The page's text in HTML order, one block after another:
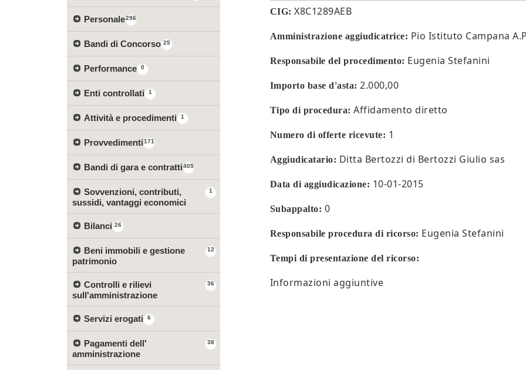
296
Personale
25
Bandi di Concorso
0
Performance
1
Enti controllati
1
Attività e procedimenti
171
Provvedimenti
405
Bandi di gara e contratti
1
Sovvenzioni, contributi,
sussidi, vantaggi economici
26
Bilanci
12
Beni immobili e gestione
patrimonio
36
Controlli e rilievi
sull'amministrazione
6
Servizi erogati
38
Pagamenti dell'
amministrazione
CIG: X8C1289AEB
Amministrazione aggiudicatrice: Pio Istituto Campana
Responsabile del procedimento: Eugenia Stefanini
Importo base d'asta: 2.000,00
Tipo di procedura: Affidamento diretto
Numero di offerte ricevute: 1
Aggiudicatario: Ditta Bertozzi di Bertozzi Giulio sas
Data di aggiudicazione: 10-01-2015
Subappalto: 0
Responsabile procedura di ricorso: Eugenia Stefanini
Tempi di presentazione del ricorso:
Informazioni aggiuntive